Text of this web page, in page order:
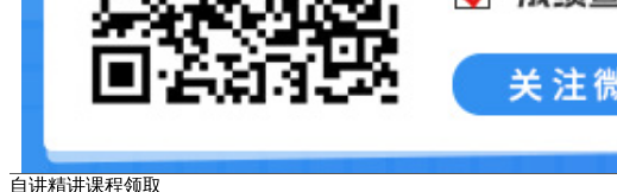
自讲精讲课程领取